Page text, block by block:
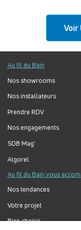
Voir
Au fil du Bain
Nos showrooms
Nos installateurs
Prendre RDV
Nos engagements
SDB Mag'
Algorel
Au fil du Bain vous
Nos tendances
Votre projet
Bien choisir